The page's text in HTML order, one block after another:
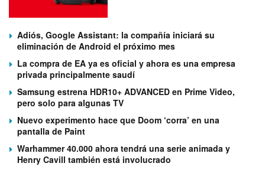
Adiós, Google Assistant: la compañía iniciará su
eliminación de Android el próximo mes
La compra de EA ya es oficial y ahora es una empresa
privada principalmente saudí
Samsung estrena HDR10+ ADVANCED en Prime Video,
pero solo para algunas TV
Nuevo experimento hace que Doom ‘corra’ en una
pantalla de Paint
Warhammer 40.000 ahora tendrá una serie animada y
Henry Cavill también está involucrado